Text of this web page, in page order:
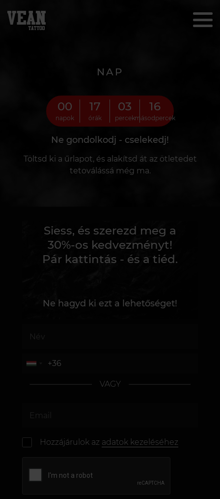
NAP
00
napok
17
órák
03
percek
14
másodpercek
Ne gondolkodj - cselekedj!
Töltsd ki a űrlapot, és alakítsd át az ötletedet
tetoválássá még ma.
Siess, és szerezd meg a
30%-os kedvezményt!
Pár kattintás - és a tiéd.
Ne hagyd ki ezt a lehetőséget!
VAGY
Hozzájárulok az adatok kezeléséhez